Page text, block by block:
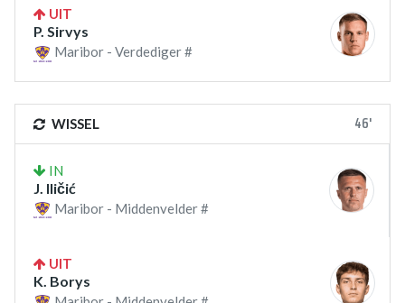
UIT
P. Sirvys
Maribor - Verdediger #
WISSEL 46'
IN
J. Iličić
Maribor - Middenvelder #
UIT
K. Borys